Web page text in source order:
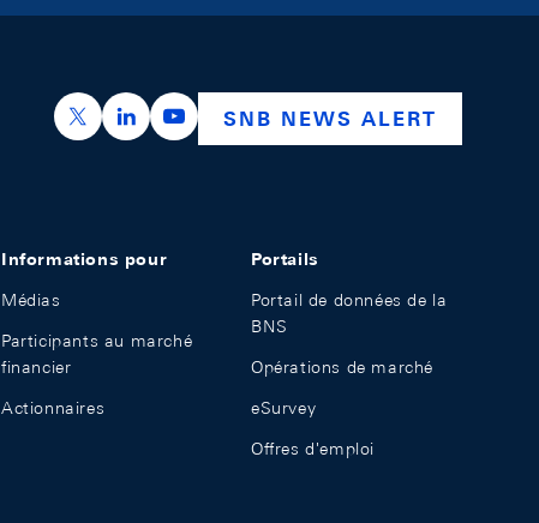
https://x.com/snb_bns
https://ch.linkedin.com/company/swiss-
https://www.youtube.com/
SNB NEWS ALERT
Informations pour
Médias
Participants au marché
financier
Actionnaires
Portails
Portail de données de la
BNS
Opérations de marché
eSurvey
Offres d'emploi